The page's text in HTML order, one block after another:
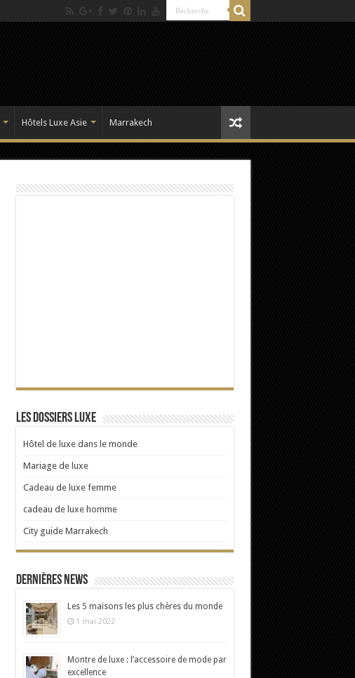
Hôtels Luxe Asie Marrakech
Les dossiers Luxe
Hôtel de luxe dans le monde
Mariage de luxe
Cadeau de luxe femme
cadeau de luxe homme
City guide Marrakech
Dernières news
Les 5 maisons les plus chères du monde
1 mai 2022
Montre de luxe : l’accessoire de mode par
excellence